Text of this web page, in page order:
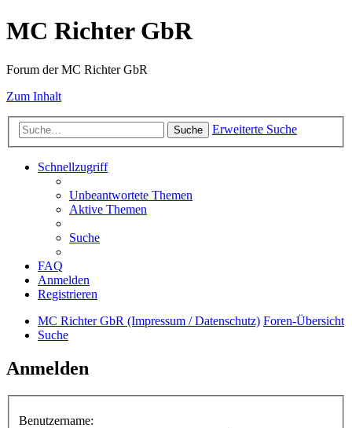
MC Richter GbR
Forum der MC Richter GbR
Zum Inhalt
Suche Erweiterte Suche
Schnellzugriff
Unbeantwortete Themen
Aktive Themen
Suche
FAQ
Anmelden
Registrieren
MC Richter GbR (Impressum / Datenschutz) Foren-Übersicht
Suche
Anmelden
Benutzername: